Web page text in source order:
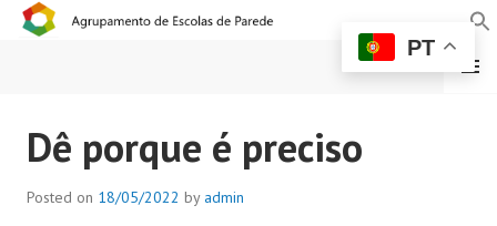
AGRUPAMENTO DE
ESCOLAS DE PAREDE
MENU
Dê porque é preciso
Posted on 18/05/2022 by admin
PT